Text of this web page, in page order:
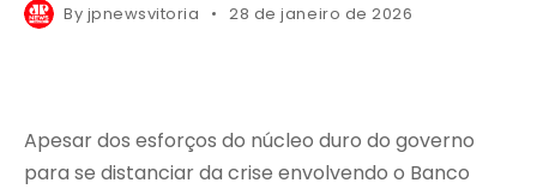
By jpnewsvitoria 28 de janeiro de 2026
Apesar dos esforços do núcleo duro do governo
para se distanciar da crise envolvendo o Banco